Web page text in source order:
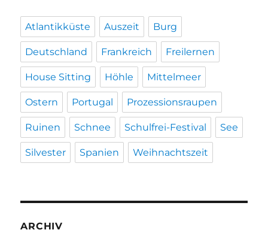
Atlantikküste Auszeit Burg
Deutschland Frankreich Freilernen
House Sitting Höhle Mittelmeer
Ostern Portugal Prozessionsraupen
Ruinen Schnee Schulfrei-Festival See
Silvester Spanien Weihnachtszeit
ARCHIV